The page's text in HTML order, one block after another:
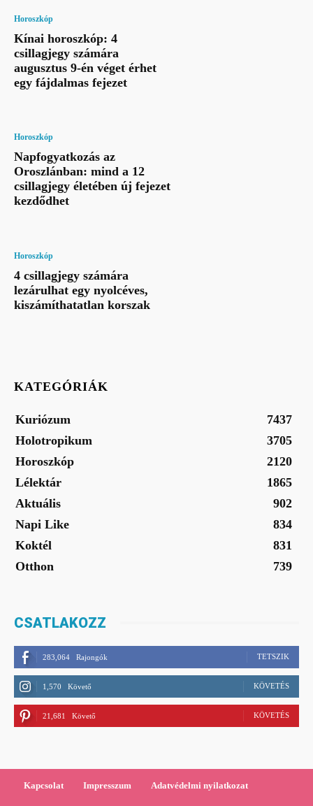
Horoszkóp
Kínai horoszkóp: 4
csillagjegy számára
augusztus 9-én véget érhet
egy fájdalmas fejezet
Horoszkóp
Napfogyatkozás az
Oroszlánban: mind a 12
csillagjegy életében új fejezet
kezdődhet
Horoszkóp
4 csillagjegy számára
lezárulhat egy nyolcéves,
kiszámíthatatlan korszak
KATEGÓRIÁK
Kuriózum
7437
Holotropikum
3705
Horoszkóp
2120
Lélektár
1865
Aktuális
902
Napi Like
834
Koktél
831
Otthon
739
CSATLAKOZZ
283,064 Rajongók TETSZIK
1,570 Követő KÖVETÉS
21,681 Követő KÖVETÉS
Kapcsolat Impresszum Adatvédelmi nyilatkozat